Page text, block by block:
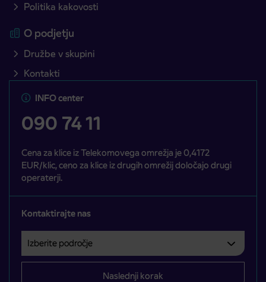
Politika kakovosti
O podjetju
Družbe v skupini
Kontakti
INFO center
090 74 11
Cena za klice iz Telekomovega omrežja je 0,4172
EUR/klic, ceno za klice iz drugih omrežij določajo drugi
operaterji.
Kontaktirajte nas
Izberite področje
Področje je obvezno izbrati.
Naslednji korak